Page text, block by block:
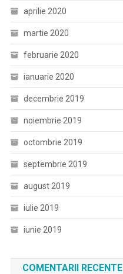
aprilie 2020
martie 2020
februarie 2020
ianuarie 2020
decembrie 2019
noiembrie 2019
octombrie 2019
septembrie 2019
august 2019
iulie 2019
iunie 2019
COMENTARII RECENTE